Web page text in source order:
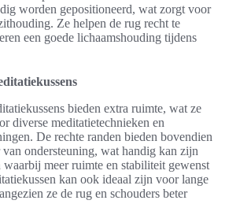
worden gepositioneerd, wat zorgt voor
Ze helpen de rug recht te
een goede lichaamshouding tijdens
bieden extra ruimte, wat ze
diverse meditatietechnieken en
De rechte randen bieden bovendien
van ondersteuning, wat handig kan zijn
meer ruimte en stabiliteit gewenst
kan ook ideaal zijn voor lange
ze de rug en schouders beter